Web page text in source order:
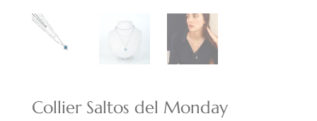
Collier Saltos del Monday